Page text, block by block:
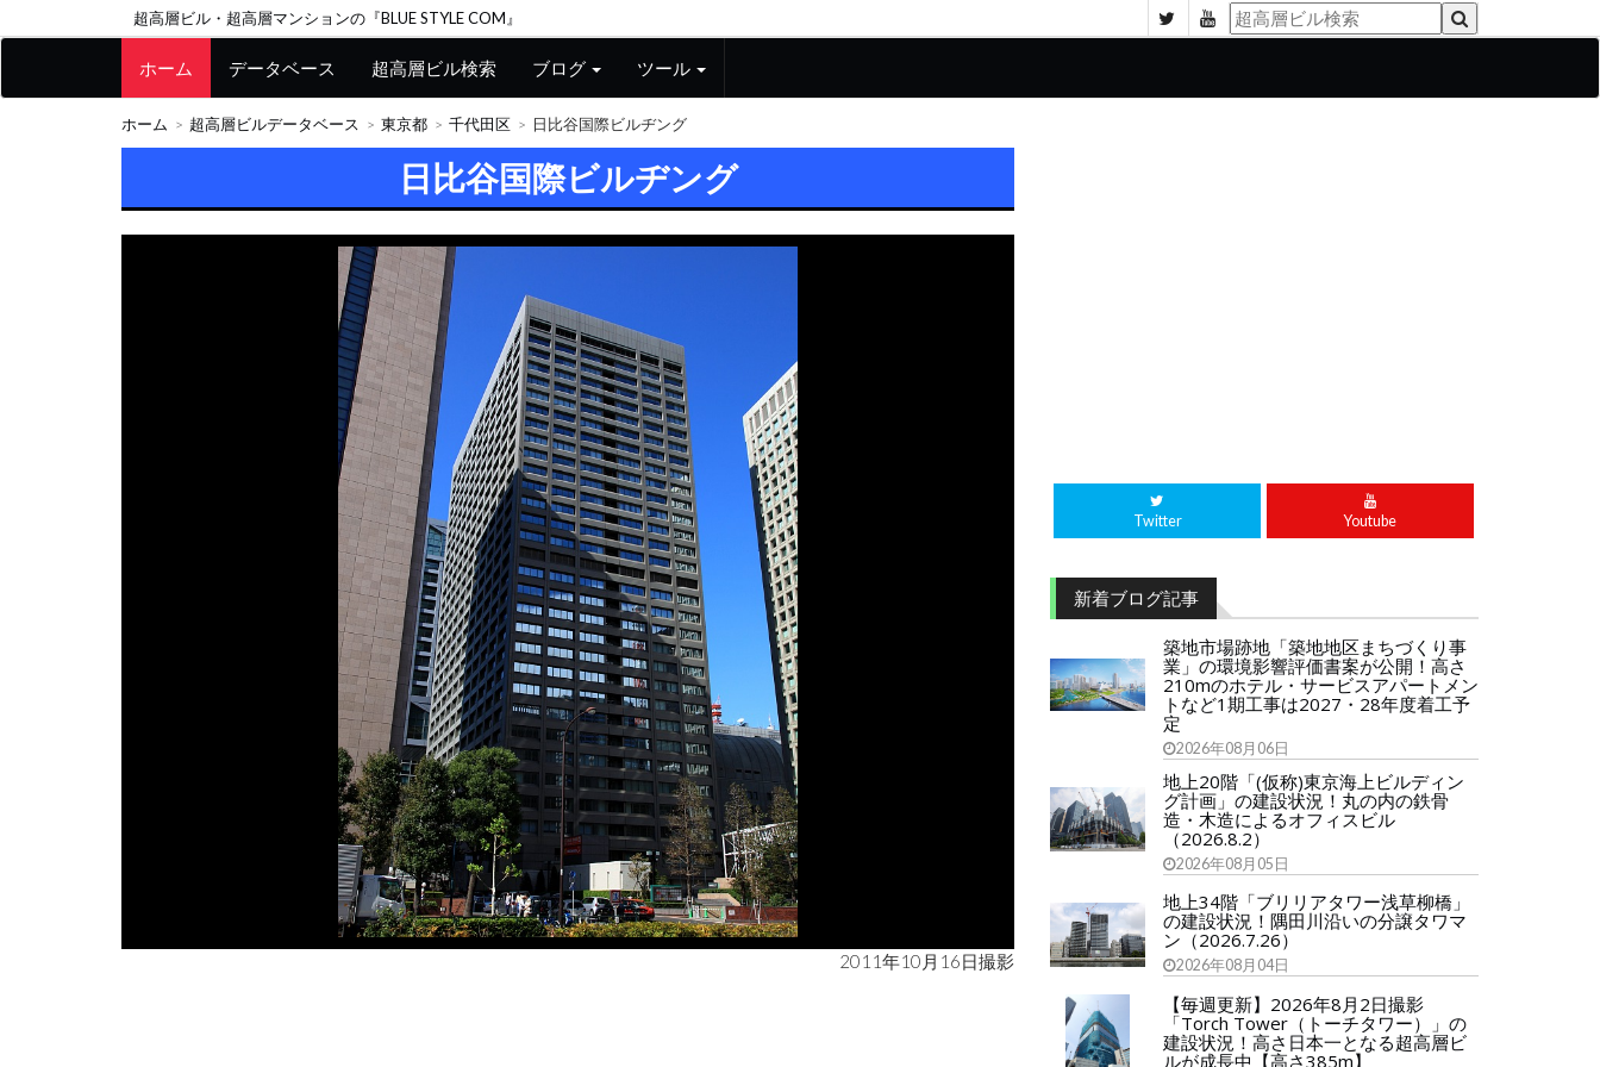
超高層ビル・超高層マンションの『BLUE STYLE COM』
ホーム データベース 超高層ビル検索 ブログ ツール
ホーム 超高層ビルデータベース 東京都 千代田区 日比谷国際ビルヂング
日比谷国際ビルヂング
2011年10月16日撮影
Twitter Youtube
新着ブログ記事
築地市場跡地「築地地区まちづくり事
業」の環境影響評価書案が公開！高さ
210mのホテル・サービスアパートメン
トなど1期工事は2027・28年度着工予
定
2026年08月06日
地上20階「(仮称)東京海上ビルディン
グ計画」の建設状況！丸の内の鉄骨
造・木造によるオフィスビル
（2026.8.2）
2026年08月05日
地上34階「ブリリアタワー浅草柳橋」
の建設状況！隅田川沿いの分譲タワマ
ン（2026.7.26）
2026年08月04日
【毎週更新】2026年8月2日撮影
「Torch Tower（トーチタワー）」の
建設状況！高さ日本一となる超高層ビ
ルが成長中【高さ385m】